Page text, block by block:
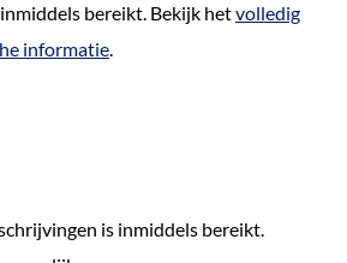
bereikt. Bekijk hetvolledig
informatie.
is inmiddels bereikt.